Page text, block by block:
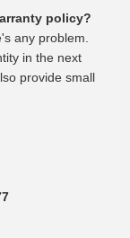
policy?
any problem.
in the next
provide small